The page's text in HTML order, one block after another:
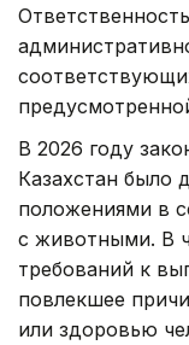
В 2026 году
Казахстан было
положениями в
с животными. В
требований к
повлекшее
или здоровью